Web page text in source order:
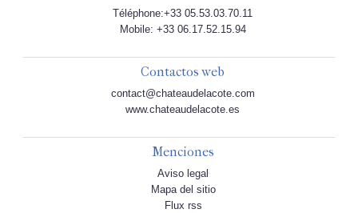
Téléphone:+33 05.53.03.70.11
Mobile: +33 06.17.52.15.94
Contactos web
contact@chateaudelacote.com
www.chateaudelacote.es
Menciones
Aviso legal
Mapa del sitio
Flux rss